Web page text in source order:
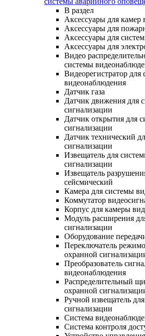
В раздел
Аксессуары для камер
Аксессуары для
Аксессуары для
Аксессуары для
Видео
системы
Видеорегистратор для
видеонаблюдения
Датчик газа
Датчик движения для
сигнализации
Датчик открытия для
сигнализации
Датчик технический
сигнализации
Извещатель для
сигнализации
Извещатель
сейсмический
Камера для системы
Коммутатор
Корпус для камеры
Модуль расширения
сигнализации
Оборудование
Переключатель
охранной
Преобразователь
видеонаблюдения
Распределительный
охранной
Ручной извещатель
сигнализации
Система
Система контроля